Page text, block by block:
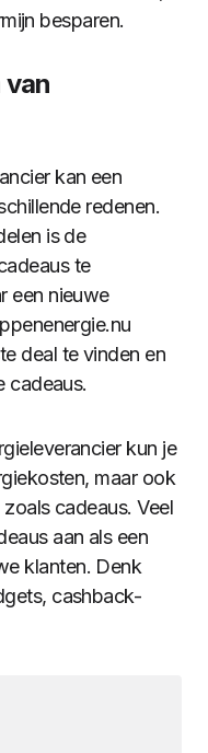
besparen.
kan een
redenen.
is de
te
een nieuwe
deal te vinden en
cadeaus.
kun je
maar ook
cadeaus. Veel
aan als een
klanten. Denk
cashback-